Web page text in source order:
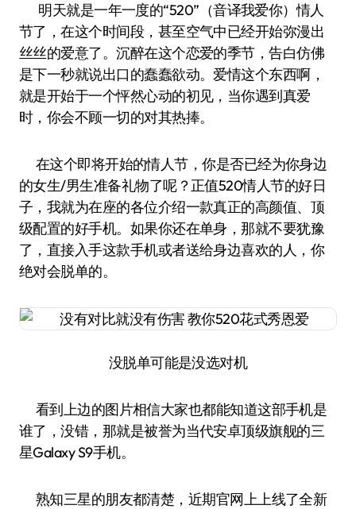
明天就是一年一度的“520”（音译我爱你）情人
节了，在这个时间段，甚至空气中已经开始弥漫出
丝丝的爱意了。沉醉在这个恋爱的季节，告白仿佛
是下一秒就说出口的蠢蠢欲动。爱情这个东西啊，
就是开始于一个怦然心动的初见，当你遇到真爱
时，你会不顾一切的对其热捧。
在这个即将开始的情人节，你是否已经为你身边
的女生/男生准备礼物了呢？正值520情人节的好日
子，我就为在座的各位介绍一款真正的高颜值、顶
级配置的好手机。如果你还在单身，那就不要犹豫
了，直接入手这款手机或者送给身边喜欢的人，你
绝对会脱单的。
没脱单可能是没选对机
看到上边的图片相信大家也都能知道这部手机是
谁了，没错，那就是被誉为当代安卓顶级旗舰的三
星Galaxy S9手机。
熟知三星的朋友都清楚，近期官网上上线了全新